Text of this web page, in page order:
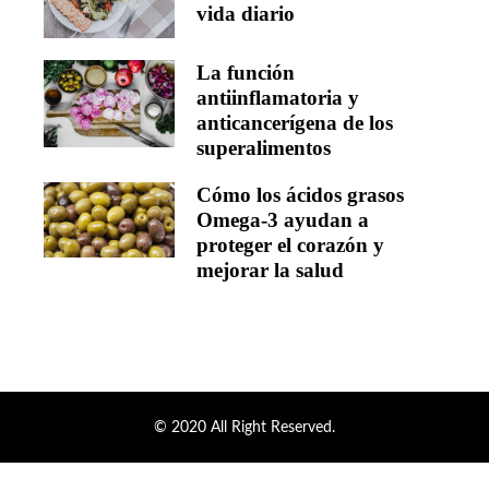
vida diario
La función
antiinflamatoria y
anticancerígena de los
superalimentos
Cómo los ácidos grasos
Omega-3 ayudan a
proteger el corazón y
mejorar la salud
© 2020 All Right Reserved.